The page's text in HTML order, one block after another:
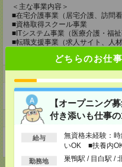
どちらのお仕
【オープニング
付き添いも仕事
給与
無資格未経験：
いOK ■扶養内
以上
勤務地 巣鴨駅 / 目白駅 /
＜主な事業内容＞
■在宅介護事業（居宅介護、訪問
■資格取得スクール事業
■ITシステム事業（医療介護・福
■転職支援事業（求人サイト、人
ホームページ
https://en-gage.net/eustylelab_job/
事業所
東京都中野区本町1-32-2ハーモニ